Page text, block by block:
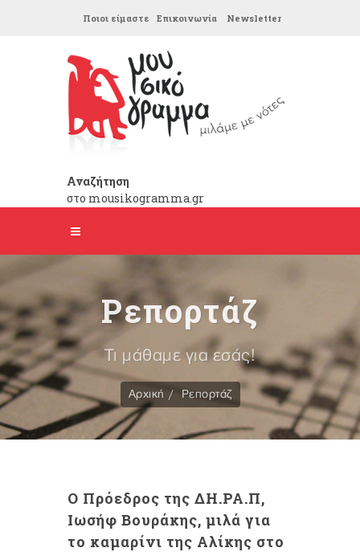
Ποιοι είμαστε Επικοινωνία Newsletter
Αναζήτηση
στο mousikogramma.gr
Ρεπορτάζ
Τι μάθαμε για εσάς!
Αρχική Ρεπορτάζ
Ο Πρόεδρος της ΔΗ.ΡΑ.Π,
Ιωσήφ Βουράκης, μιλά για
το καμαρίνι της Αλίκης στο